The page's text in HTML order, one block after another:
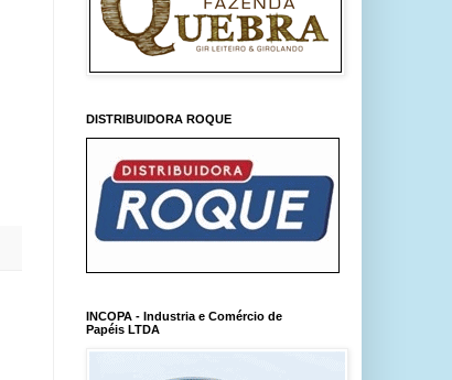
DISTRIBUIDORA ROQUE
INCOPA - Industria e Comércio de
Papéis LTDA